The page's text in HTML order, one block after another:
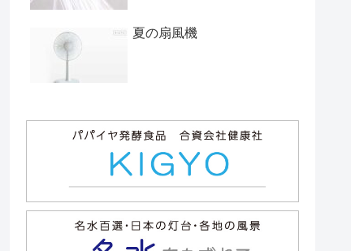
夏の扇風機